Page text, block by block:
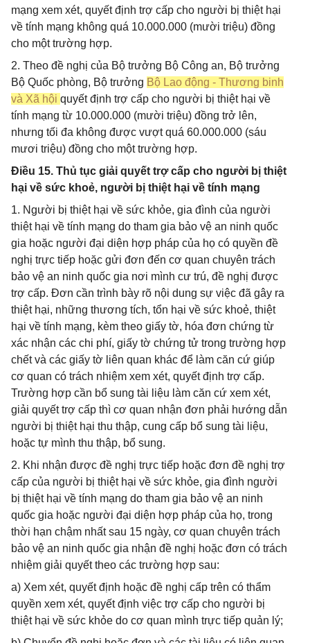
mạng xem xét, quyết định trợ cấp cho người bị thiệt hại
về tính mạng không quá 10.000.000 (mười triệu) đồng
cho một trường hợp.
2. Theo đề nghị của Bộ trưởng Bộ Công an, Bộ trưởng
Bộ Quốc phòng, Bộ trưởng Bộ Lao động - Thương binh
và Xã hội quyết định trợ cấp cho người bị thiệt hại về
tính mạng từ 10.000.000 (mười triệu) đồng trở lên,
nhưng tối đa không được vượt quá 60.000.000 (sáu
mươi triệu) đồng cho một trường hợp.
Điều 15. Thủ tục giải quyết trợ cấp cho người bị thiệt
hại về sức khoẻ, người bị thiệt hại về tính mạng
1. Người bị thiệt hại về sức khỏe, gia đình của người
thiệt hại về tính mạng do tham gia bảo vệ an ninh quốc
gia hoặc người đại diện hợp pháp của họ có quyền đề
nghị trực tiếp hoặc gửi đơn đến cơ quan chuyên trách
bảo vệ an ninh quốc gia nơi mình cư trú, đề nghị được
trợ cấp. Đơn cần trình bày rõ nội dung sự việc đã gây ra
thiệt hại, những thương tích, tổn hại về sức khoẻ, thiệt
hại về tính mạng, kèm theo giấy tờ, hóa đơn chứng từ
xác nhận các chi phí, giấy tờ chứng tử trong trường hợp
chết và các giấy tờ liên quan khác để làm căn cứ giúp
cơ quan có trách nhiệm xem xét, quyết định trợ cấp.
Trường hợp cần bổ sung tài liệu làm căn cứ xem xét,
giải quyết trợ cấp thì cơ quan nhận đơn phải hướng dẫn
người bị thiệt hại thu thập, cung cấp bổ sung tài liệu,
hoặc tự mình thu thập, bổ sung.
2. Khi nhận được đề nghị trực tiếp hoặc đơn đề nghị trợ
cấp của người bị thiệt hại về sức khỏe, gia đình người
bị thiệt hại về tính mạng do tham gia bảo vệ an ninh
quốc gia hoặc người đại diện hợp pháp của họ, trong
thời hạn chậm nhất sau 15 ngày, cơ quan chuyên trách
bảo vệ an ninh quốc gia nhận đề nghị hoặc đơn có trách
nhiệm giải quyết theo các trường hợp sau:
a) Xem xét, quyết định hoặc đề nghị cấp trên có thẩm
quyền xem xét, quyết định việc trợ cấp cho người bị
thiệt hại về sức khỏe do cơ quan mình trực tiếp quản lý;